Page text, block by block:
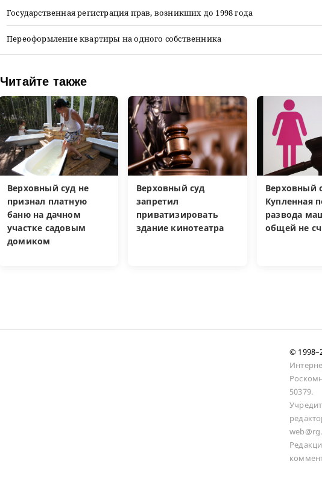
Государственная регистрация прав, возникших до 1998 года
Переоформление квартиры на одного собственника
Читайте также
Верховный суд не
признал платную
баню на дачном
участке садовым
домиком
Верховный суд
запретил
приватизировать
здание кинотеатра
Верховный
Купленная
развода
общей не
©
50379.